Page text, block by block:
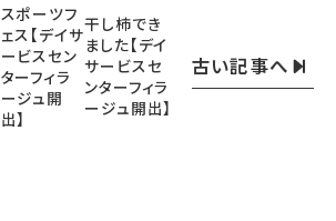
スポーツフ
ェス【デイサ
ービスセン
ターフィラ
ージュ開
出】
古い記事へ
干し柿でき
ました【デイ
サービスセ
ンターフィラ
ージュ開出】